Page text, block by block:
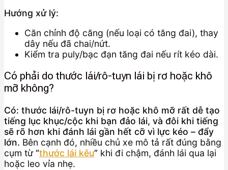
Hướng xử lý:
Căn chỉnh độ căng (nếu loại có tăng đai), thay
dây nếu đã chai/nứt.
Kiểm tra puly/bạc đạn tăng đai nếu rít kéo dài.
Có phải do thước lái/rô-tuyn lái bị rơ hoặc khô
mỡ không?
Có: thước lái/rô-tuyn bị rơ hoặc khô mỡ rất dễ tạo
tiếng lục khục/cộc khi bạn đảo lái, và đôi khi tiếng
sẽ rõ hơn khi đánh lái gần hết cỡ vì lực kéo – đẩy
lớn. Bên cạnh đó, nhiều chủ xe mô tả rất đúng bằng
cụm từ“thước lái kêu” khi đi chậm, đánh lái qua lại
hoặc leo vỉa nhẹ.